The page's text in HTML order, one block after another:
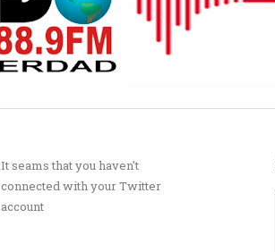
It seams that you haven't
connected with your Twitter
account